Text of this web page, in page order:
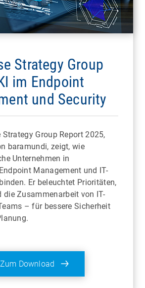
Strategy Group
im Endpoint
und Security
Strategy Group Report 2025,
baramundi, zeigt, wie
Unternehmen in
Management und IT-
Er beleuchtet Prioritäten,
die Zusammenarbeit von IT-
– für bessere Sicherheit
Zum Download